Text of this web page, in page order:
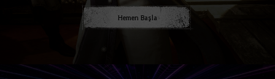
Hemen Başla